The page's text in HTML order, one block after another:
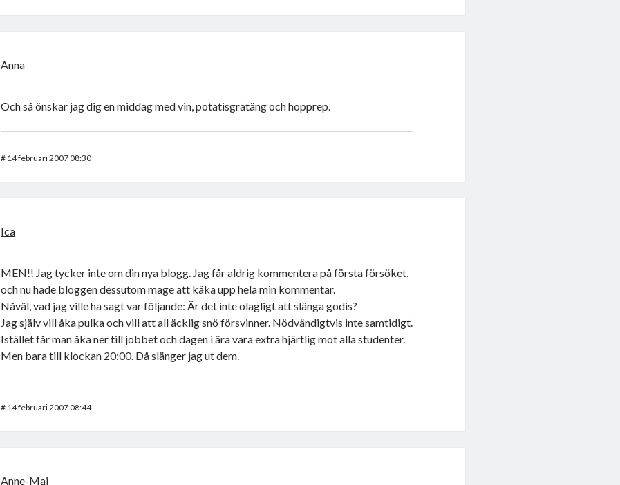
Anna
Och så önskar jag dig en middag med vin, potatisgratäng och hopprep.
# 14 februari 2007 08:30
Ica
MEN!! Jag tycker inte om din nya blogg. Jag får aldrig kommentera på första försöket,
och nu hade bloggen dessutom mage att käka upp hela min kommentar.
Nåväl, vad jag ville ha sagt var följande: Är det inte olagligt att slänga godis?
Jag själv vill åka pulka och vill att all äcklig snö försvinner. Nödvändigtvis inte samtidigt.
Istället får man åka ner till jobbet och dagen i ära vara extra hjärtlig mot alla studenter.
Men bara till klockan 20:00. Då slänger jag ut dem.
# 14 februari 2007 08:44
Anne-Maj